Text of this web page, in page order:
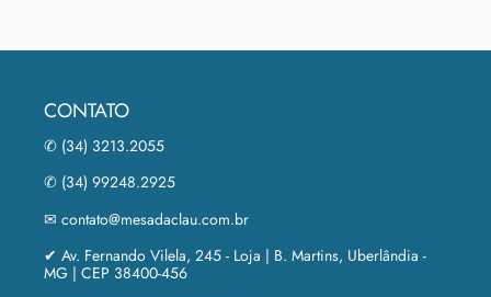
CONTATO
✆ (34) 3213.2055
✆ (34) 99248.2925
✉ contato@mesadaclau.com.br
✔ Av. Fernando Vilela, 245 - Loja | B. Martins, Uberlândia -
MG | CEP 38400-456